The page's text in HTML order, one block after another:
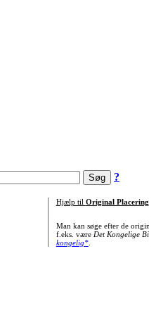
?
Hjælp til Original Placering
Man kan søge efter de
f.eks. være Det Kongelige
kongelig*.